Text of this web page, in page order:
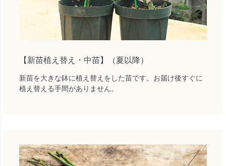
【新苗植え替え・中苗】（夏以降）
新苗を大きな鉢に植え替えをした苗です。お届け後すぐに
植え替える手間がありません。